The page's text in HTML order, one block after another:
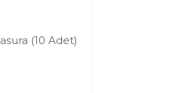
(10 Adet)